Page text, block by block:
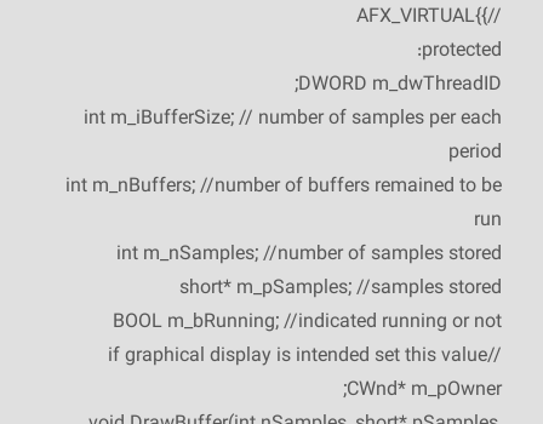
//}}AFX_VIRTUAL
protected:
DWORD m_dwThreadID;
int m_iBufferSize; // number of samples per each
period
int m_nBuffers; //number of buffers remained to be
run
int m_nSamples; //number of samples stored
short* m_pSamples; //samples stored
BOOL m_bRunning; //indicated running or not
//if graphical display is intended set this value
CWnd* m_pOwner;